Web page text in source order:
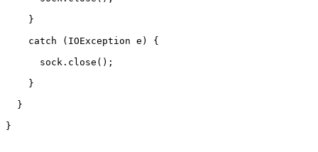
    }
    catch (IOException e) {
      sock.close();
    }
  }
}